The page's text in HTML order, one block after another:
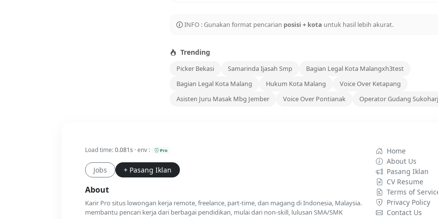
INFO : Gunakan format pencarian posisi + kota untuk hasil lebih akurat.
Trending
Picker Bekasi Samarinda Ijasah Smp
Bagian Legal Kota Malangxh3test
Bagian Legal Kota Malang
Hukum Kota Malang
Voice Over Ketapang
Asisten Juru Masak Mbg Jember
Voice Over Pontianak Operator Gudang
Load time:0.081s · env : Pro
Jobs + Pasang Iklan
About
Karir Pro situs lowongan kerja remote, freelance, part-time, dan magang di Indonesia, Malaysia.
membantu pencari kerja dari berbagai pendidikan, mulai dari non-skill, lulusan SMA/SMK
Home
About Us
Pasang Iklan
CV Resume
Terms of
Privacy Policy
Contact Us